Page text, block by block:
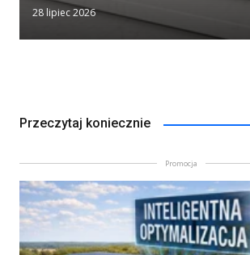
28 lipiec 2026
Przeczytaj koniecznie
Promocja